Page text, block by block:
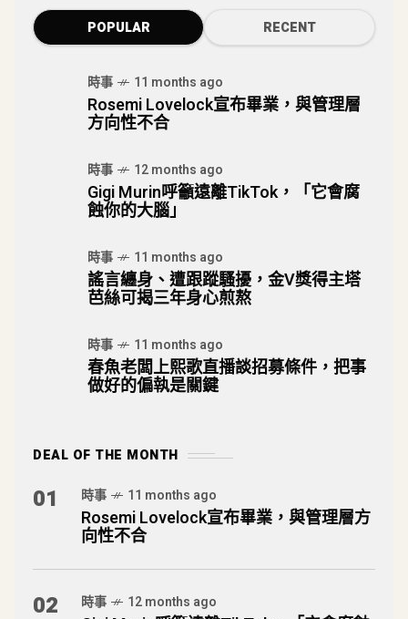
POPULAR RECENT
時事 11 months ago
Rosemi Lovelock宣布畢業，與管理層
方向性不合
時事 12 months ago
Gigi Murin呼籲遠離TikTok，「它會腐
蝕你的大腦」
時事 11 months ago
謠言纏身、遭跟蹤騷擾，金V獎得主塔
芭絲可揭三年身心煎熬
時事 11 months ago
春魚老闆上熙歌直播談招募條件，把事
做好的偏執是關鍵
DEAL OF THE MONTH
01 時事 11 months ago
Rosemi Lovelock宣布畢業，與管理層方
向性不合
02 時事 12 months ago